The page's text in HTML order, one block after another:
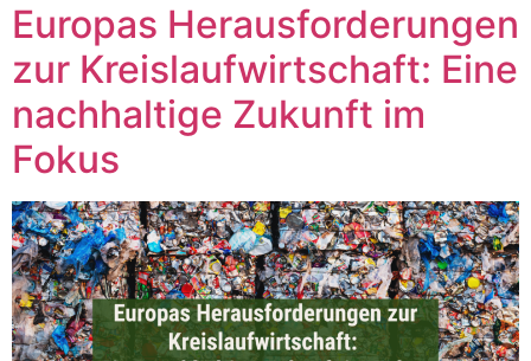
Europas Herausforderungen
zur Kreislaufwirtschaft: Eine
nachhaltige Zukunft im
Fokus